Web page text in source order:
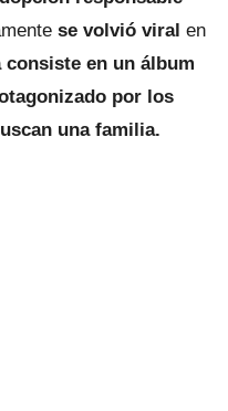
se volvió viral en
consiste en un álbum
por los
una familia.